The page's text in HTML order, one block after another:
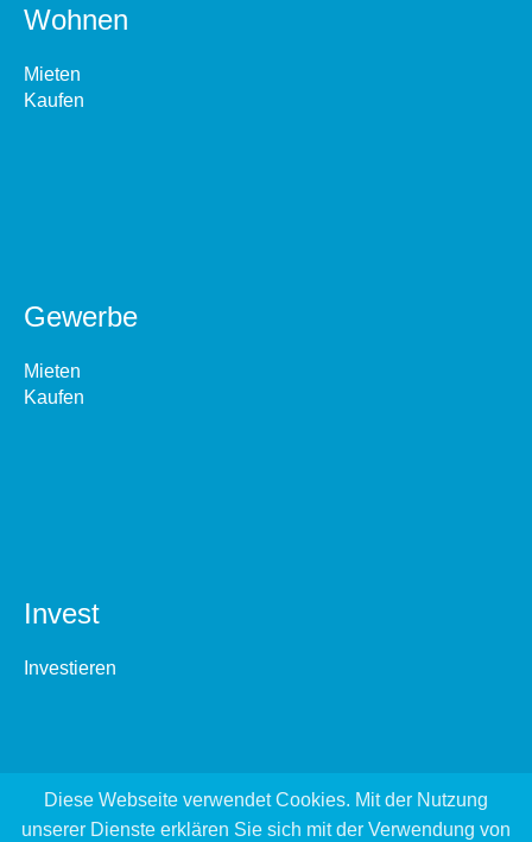
Wohnen
Mieten
Kaufen
Gewerbe
Mieten
Kaufen
Invest
Investieren
Diese Webseite verwendet Cookies. Mit der Nutzung
unserer Dienste erklären Sie sich mit der Verwendung von